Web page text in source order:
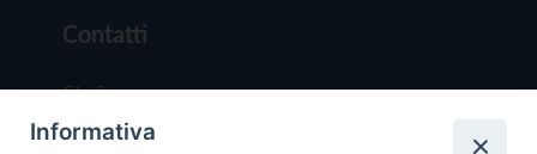
Contatti
Chi Siamo
Redazione
Informativa